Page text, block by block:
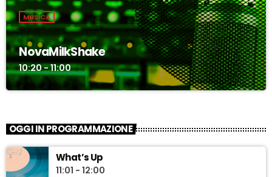
MUSICA
NovaMilkShake
10:20 - 11:00
OGGI IN PROGRAMMAZIONE
What’s Up
11:01 - 12:00